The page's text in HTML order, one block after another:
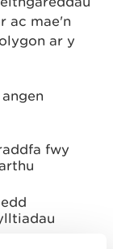
ac mae'n
ar y
fwy